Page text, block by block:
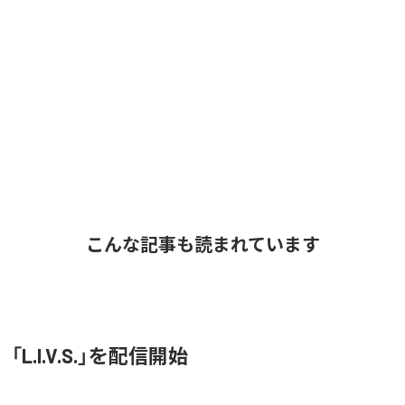
こんな記事も読まれています
「L.I.V.S.」を配信開始